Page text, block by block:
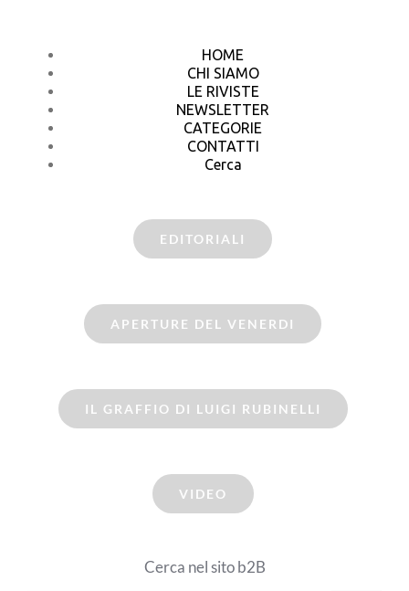
HOME
CHI SIAMO
LE RIVISTE
NEWSLETTER
CATEGORIE
CONTATTI
Cerca
EDITORIALI
APERTURE DEL VENERDI
IL GRAFFIO DI LUIGI RUBINELLI
VIDEO
Cerca nel sito b2B